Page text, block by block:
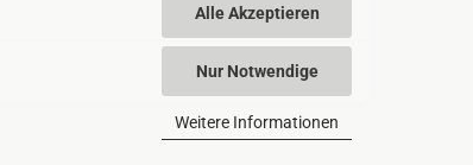
Alle Akzeptieren
Nur Notwendige
Weitere Informationen